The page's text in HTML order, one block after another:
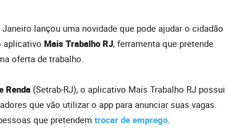
lançou uma novidade que pode ajudar o cidadão
aplicativo Mais Trabalho RJ, ferramenta que pretende
oferta de trabalho.
Renda (Setrab-RJ), o aplicativo Mais Trabalho RJ possui
que vão utilizar o app para anunciar suas vagas.
que pretendem trocar de emprego.